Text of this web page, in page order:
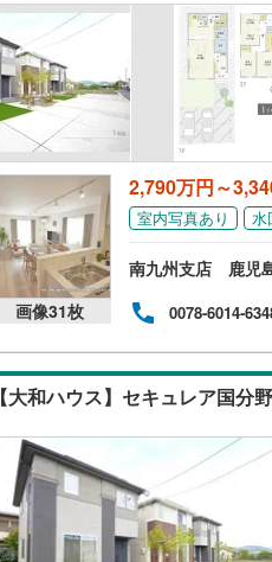
画像31枚
2,790万円～
室内写真あり 水
南九州支店 鹿児
0078-6014-
【大和ハウス】セキュレア国分
吹き抜け （0
二世帯向け（
サービスル
キッチン
独立型キッ
浴室
バルコニー、庭
ウッドデッ
収納
ウォークイ